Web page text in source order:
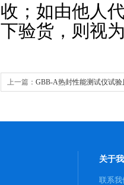
收；如由他人
下验货，则视
上一篇： GBB-A热封性能测试仪试
关于
联系我